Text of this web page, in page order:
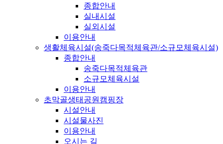
종합안내
실내시설
실외시설
이용안내
생활체육시설(송죽다목적체육관/소규모체육시설)
종합안내
송죽다목적체육관
소규모체육시설
이용안내
초막골생태공원캠핑장
시설안내
시설물사진
이용안내
오시는 길